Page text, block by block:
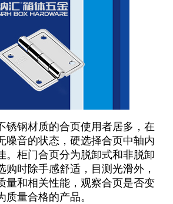
锈钢材质的合页使用者居多，在
噪音的状态，硬选择合页中轴内
。柜门合页分为脱卸式和非脱卸
购时除手感舒适，目测光滑外，
量和相关性能，观察合页是否变
量合格的产品。